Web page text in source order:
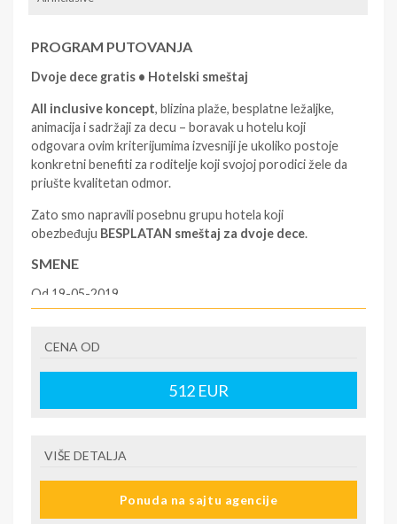
PROGRAM PUTOVANJA
Dvoje dece gratis • Hotelski smeštaj
All inclusive koncept, blizina plaže, besplatne ležaljke,
animacija i sadržaji za decu – boravak u hotelu koji
odgovara ovim kriterijumima izvesniji je ukoliko postoje
konkretni benefiti za roditelje koji svojoj porodici žele da
priušte kvalitetan odmor.
Zato smo napravili posebnu grupu hotela koji
obezbeđuju BESPLATAN smeštaj za dvoje dece.
SMENE
Od 19-05-2019.
Proveriti tačnost na Filip Travel sajtu
U CENU JE UKLJUČENO
CENA OD
512 EUR
VIŠE DETALJA
Ponuda na sajtu agencije